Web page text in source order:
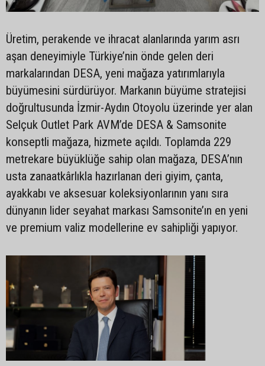
Üretim, perakende ve ihracat alanlarında yarım asrı
aşan deneyimiyle Türkiye’nin önde gelen deri
markalarından DESA, yeni mağaza yatırımlarıyla
büyümesini sürdürüyor. Markanın büyüme stratejisi
doğrultusunda İzmir-Aydın Otoyolu üzerinde yer alan
Selçuk Outlet Park AVM’de DESA & Samsonite
konseptli mağaza, hizmete açıldı. Toplamda 229
metrekare büyüklüğe sahip olan mağaza, DESA’nın
usta zanaatkârlıkla hazırlanan deri giyim, çanta,
ayakkabı ve aksesuar koleksiyonlarının yanı sıra
dünyanın lider seyahat markası Samsonite’ın en yeni
ve premium valiz modellerine ev sahipliği yapıyor.